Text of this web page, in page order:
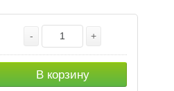
- +
В корзину